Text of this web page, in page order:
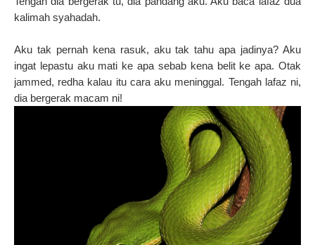
kalimah syahadah.
Aku tak pernah kena rasuk, aku tak tahu apa jadinya? Aku
ingat lepastu aku mati ke apa sebab kena belit ke apa. Otak
jammed, redha kalau itu cara aku meninggal. Tengah lafaz ni,
dia bergerak macam ni!